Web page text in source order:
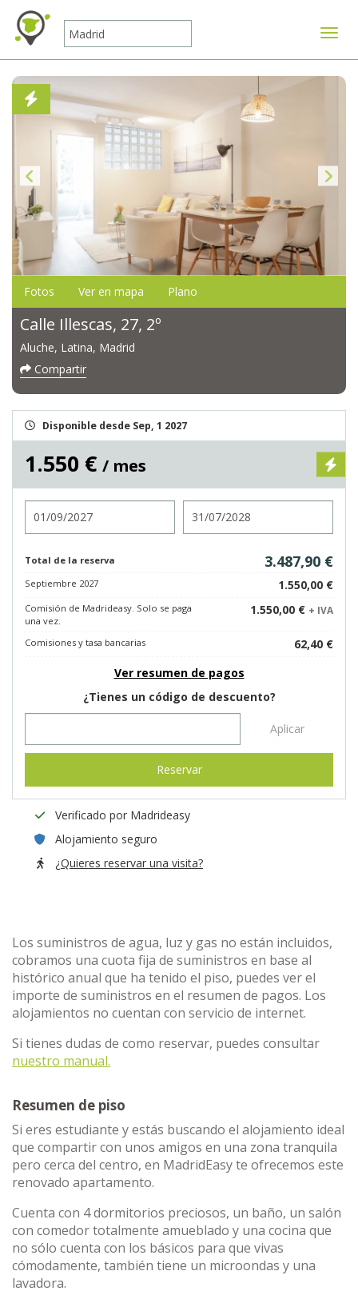
Fotos Ver en mapa Plano
Calle Illescas, 27, 2º
Aluche, Latina, Madrid
Compartir
Disponible desde Sep, 1 2027
1.550 € / mes
Total de la reserva 3.487,90 €
Septiembre 2027 1.550,00 €
Comisión de Madrideasy. Solo se paga
una vez.
1.550,00 € + IVA
Comisiones y tasa bancarias
62,40 €
Ver resumen de pagos
¿Tienes un código de descuento?
Aplicar
Reservar
Verificado por Madrideasy
Alojamiento seguro
¿Quieres reservar una visita?
Los suministros de agua, luz y gas no están incluidos,
cobramos una cuota fija de suministros en base al
histórico anual que ha tenido el piso, puedes ver el
importe de suministros en el resumen de pagos. Los
alojamientos no cuentan con servicio de internet.
Si tienes dudas de como reservar, puedes consultar
nuestro manual.
Resumen de piso
Si eres estudiante y estás buscando el alojamiento ideal
que compartir con unos amigos en una zona tranquila
pero cerca del centro, en MadridEasy te ofrecemos este
renovado apartamento.
Cuenta con 4 dormitorios preciosos, un baño, un salón
con comedor totalmente amueblado y una cocina que
no sólo cuenta con los básicos para que vivas
cómodamente, también tiene un microondas y una
lavadora.